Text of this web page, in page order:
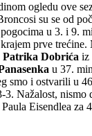
ogledu ove
su se od
u 3. i 9.
prve
Patrika Dobrića iz
u 37.
smo i ostvarili u
3. Nažalost,
Eisendlea za